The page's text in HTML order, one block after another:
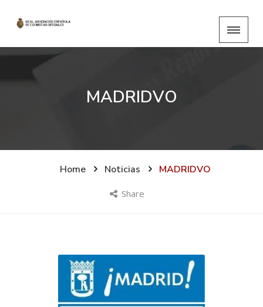
MADRIDVO
Home Noticias MADRIDVO
Share